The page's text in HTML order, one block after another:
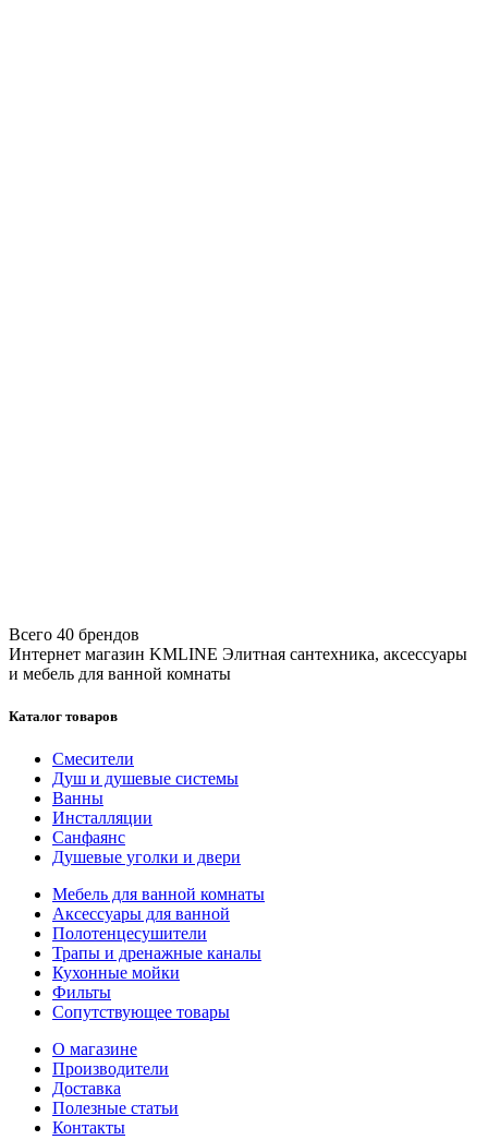
Всего 40 брендов
Интернет магазин KMLINE Элитная сантехника, аксессуары
и мебель для ванной комнаты
Каталог товаров
Смесители
Душ и душевые системы
Ванны
Инсталляции
Санфаянс
Душевые уголки и двери
Мебель для ванной комнаты
Аксессуары для ванной
Полотенцесушители
Трапы и дренажные каналы
Кухонные мойки
Фильты
Сопутствующее товары
О магазине
Производители
Доставка
Полезные статьи
Контакты